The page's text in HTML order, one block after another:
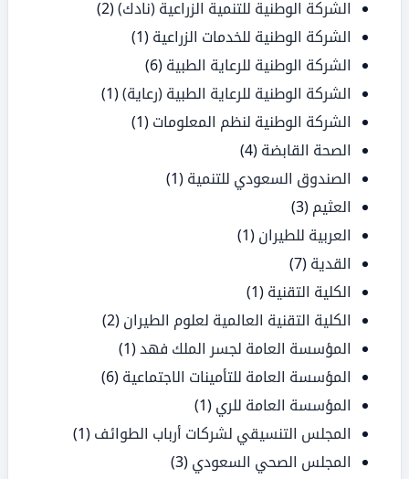
الشركة الوطنية للتنمية الزراعية (نادك)(2)
الشركة الوطنية للخدمات الزراعية (1)
الشركة الوطنية للرعاية الطبية (6)
الشركة الوطنية للرعاية الطبية (رعاية)(1)
الشركة الوطنية لنظم المعلومات (1)
الصحة القابضة (4)
الصندوق السعودي للتنمية (1)
العثيم (3)
العربية للطيران (1)
القدية (7)
الكلية التقنية (1)
الكلية التقنية العالمية لعلوم الطيران (2)
المؤسسة العامة لجسر الملك فهد(1)
المؤسسة العامة للتأمينات الاجتماعية (6)
المؤسسة العامة للري (1)
المجلس التنسيقي لشركات أرباب الطوائف (1)
المجلس الصحي السعودي (3)